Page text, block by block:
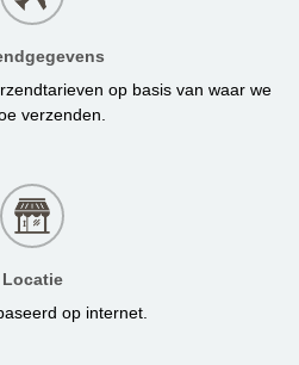
op basis van waar we
verzenden.
Locatie
op internet.